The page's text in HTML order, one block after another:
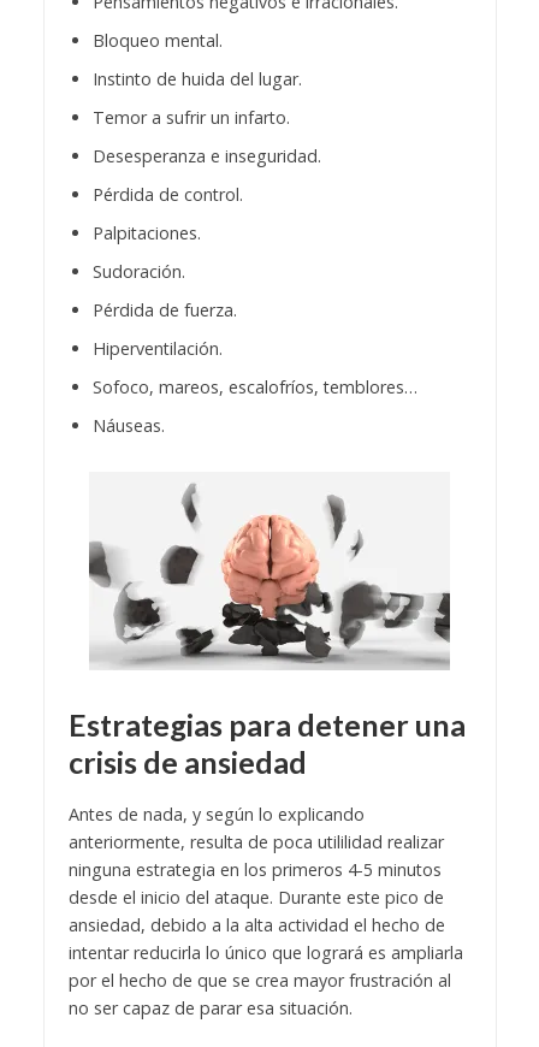
Bloqueo mental.
Instinto de huida del lugar.
Temor a sufrir un infarto.
Desesperanza e inseguridad.
Pérdida de control.
Palpitaciones.
Sudoración.
Pérdida de fuerza.
Hiperventilación.
Sofoco, mareos, escalofríos, temblores…
Náuseas.
Estrategias para detener una
crisis de ansiedad
Antes de nada, y según lo explicando
anteriormente, resulta de poca utililidad realizar
ninguna estrategia en los primeros 4-5 minutos
desde el inicio del ataque. Durante este pico de
ansiedad, debido a la alta actividad el hecho de
intentar reducirla lo único que logrará es ampliarla
por el hecho de que se crea mayor frustración al
no ser capaz de parar esa situación.